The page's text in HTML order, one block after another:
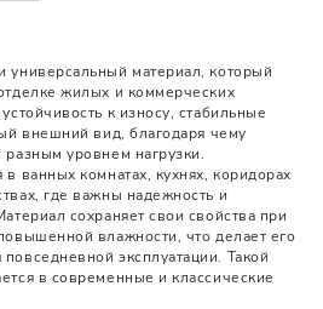
материал, который
жилых и коммерческих
к износу, стабильные
внешний вид, благодаря чему
уровнем нагрузки.
ванных комнатах, кухнях, коридорах
где важны надежность и
сохраняет свои свойства при
влажности, что делает его
эксплуатации. Такой
в современные и классические